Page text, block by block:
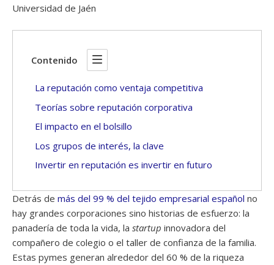
Universidad de Jaén
Contenido
La reputación como ventaja competitiva
Teorías sobre reputación corporativa
El impacto en el bolsillo
Los grupos de interés, la clave
Invertir en reputación es invertir en futuro
Detrás de más del 99 % del tejido empresarial español no
hay grandes corporaciones sino historias de esfuerzo: la
panadería de toda la vida, la startup innovadora del
compañero de colegio o el taller de confianza de la familia.
Estas pymes generan alrededor del 60 % de la riqueza